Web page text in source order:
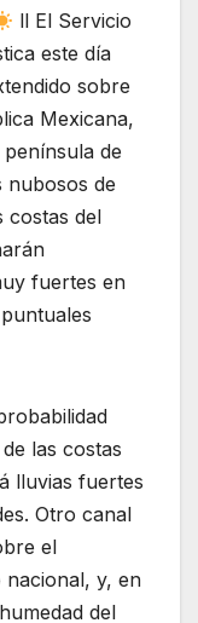
ll El Servicio
este día
sobre
Mexicana,
de
nubosos de
costas del
fuertes en
las costas
lluvias fuertes
Otro canal
el
y, en
del